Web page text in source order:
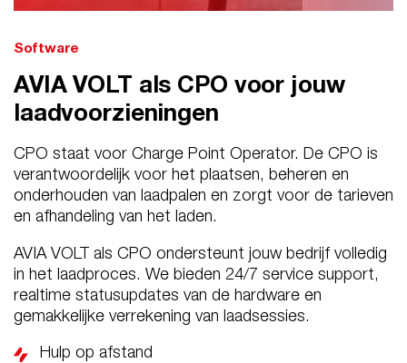
Software
AVIA VOLT als CPO voor jouw
laadvoorzieningen
CPO staat voor Charge Point Operator. De CPO is
verantwoordelijk voor het plaatsen, beheren en
onderhouden van laadpalen en zorgt voor de tarieven
en afhandeling van het laden.
AVIA VOLT als CPO ondersteunt jouw bedrijf volledig
in het laadproces. We bieden 24/7 service support,
realtime statusupdates van de hardware en
gemakkelijke verrekening van laadsessies.
Hulp op afstand